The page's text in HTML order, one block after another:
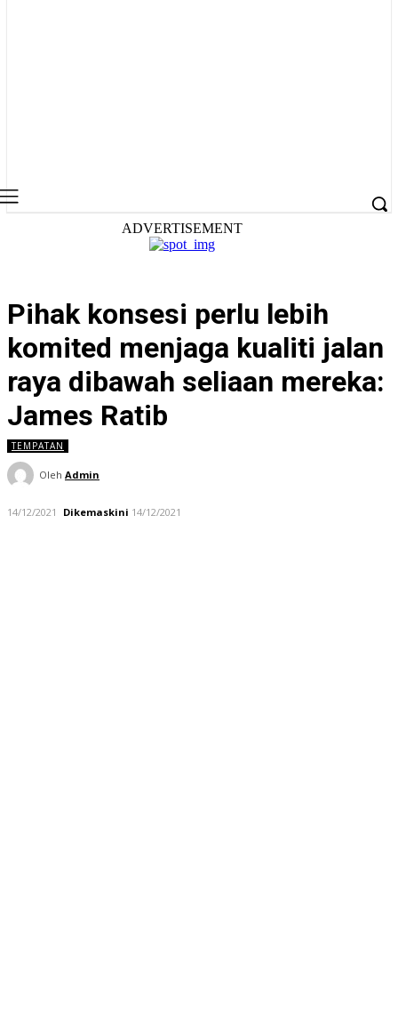
ADVERTISEMENT
Pihak konsesi perlu lebih
komited menjaga kualiti jalan
raya dibawah seliaan mereka:
James Ratib
TEMPATAN
Oleh Admin
14/12/2021 Dikemaskini 14/12/2021